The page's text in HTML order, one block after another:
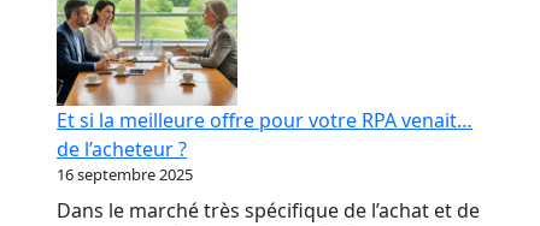
bancaire
Et si la meilleure offre pour votre RPA venait…
de l’acheteur ?
16 septembre 2025
Dans le marché très spécifique de l’achat et de